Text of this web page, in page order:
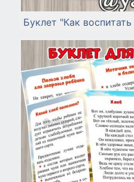
Буклет "Как